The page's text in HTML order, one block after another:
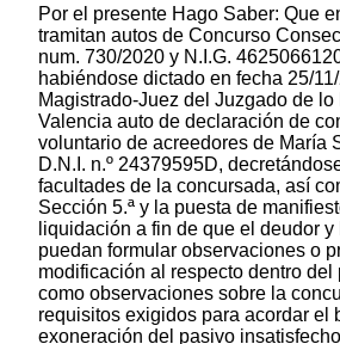
Por el presente Hago Saber: Que
tramitan autos de Concurso
num. 730/2020 y N.I.G.
habiéndose dictado en fecha 25/
Magistrado-Juez del Juzgado de lo
Valencia auto de declaración de
voluntario de acreedores de María
D.N.I. n.º 24379595D,
facultades de la concursada, así
Sección 5.ª y la puesta de
liquidación a fin de que el deudor
puedan formular observaciones o
modificación al respecto dentro
como observaciones sobre la
requisitos exigidos para acordar el
exoneración del pasivo